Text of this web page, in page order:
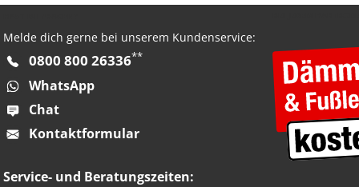
Melde dich gerne bei unserem Kundenservice:
0800 800 26336**
WhatsApp
Chat
Kontaktformular
Service- und Beratungszeiten: